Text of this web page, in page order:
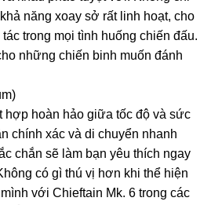
năng xoay sở rất linh hoạt, cho
trong mọi tình huống chiến đấu.
những chiến binh muốn đánh
hợp hoàn hảo giữa tốc độ và sức
chính xác và di chuyển nhanh
chắn sẽ làm bạn yêu thích ngay
có gì thú vị hơn khi thể hiện
với Chieftain Mk. 6 trong các